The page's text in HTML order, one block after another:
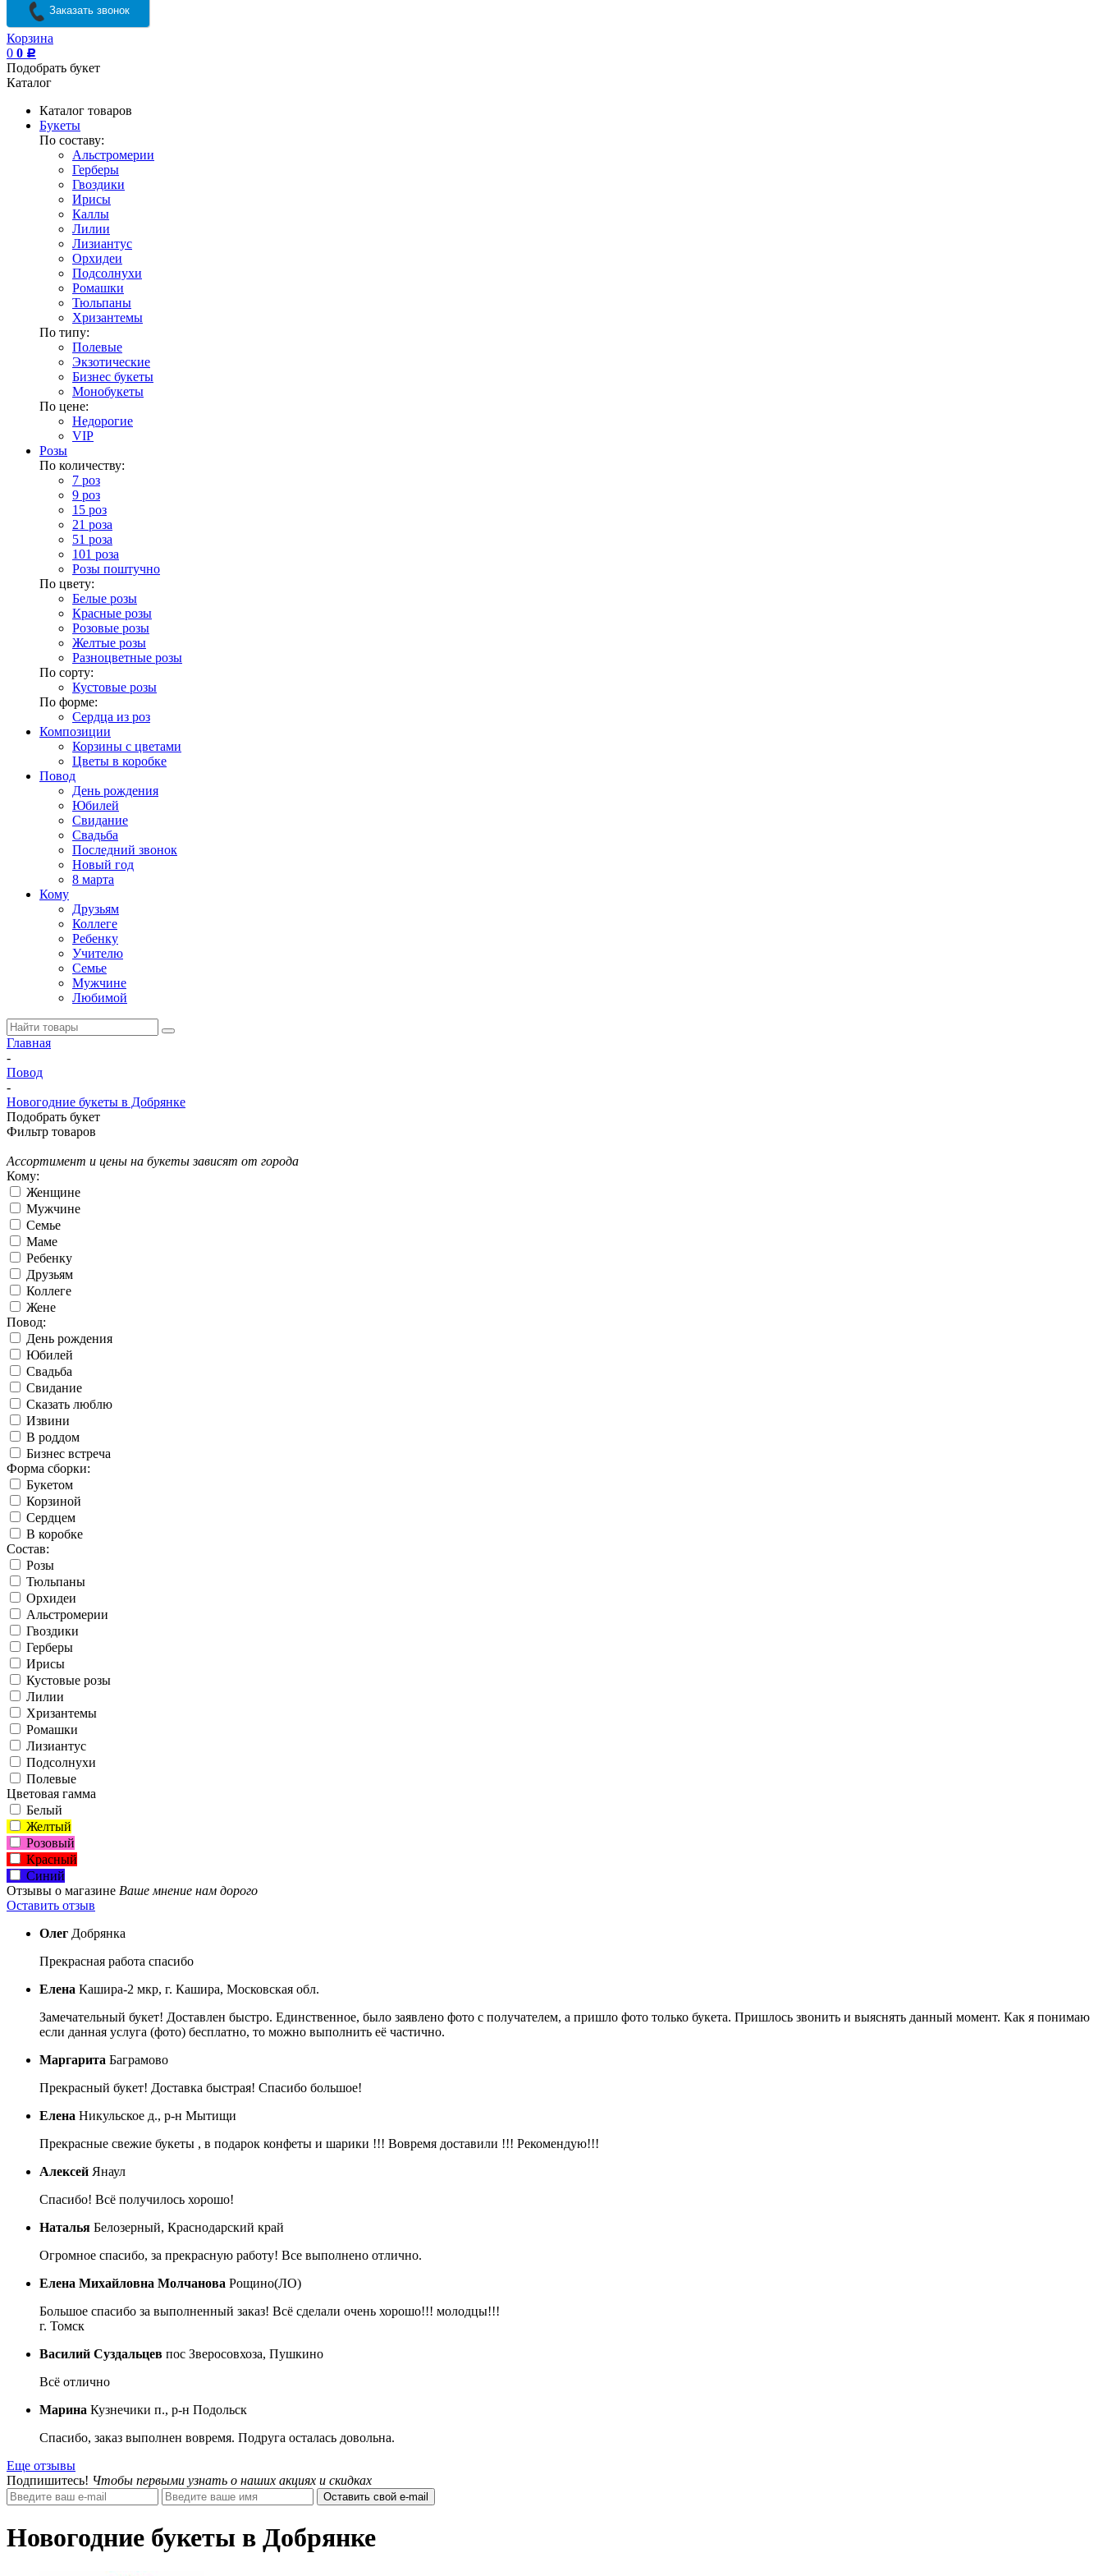
Заказать звонок
Корзина
0 0 Р
Подобрать букет
Каталог
Каталог товаров
Букеты
По составу:
Альстромерии
Герберы
Гвоздики
Ирисы
Каллы
Лилии
Лизиантус
Орхидеи
Подсолнухи
Ромашки
Тюльпаны
Хризантемы
По типу:
Полевые
Экзотические
Бизнес букеты
Монобукеты
По цене:
Недорогие
VIP
Розы
По количеству:
7 роз
9 роз
15 роз
21 роза
51 роза
101 роза
Розы поштучно
По цвету:
Белые розы
Красные розы
Розовые розы
Желтые розы
Разноцветные розы
По сорту:
Кустовые розы
По форме:
Сердца из роз
Композиции
Корзины с цветами
Цветы в коробке
Повод
День рождения
Юбилей
Свидание
Свадьба
Последний звонок
Новый год
8 марта
Кому
Друзьям
Коллеге
Ребенку
Учителю
Семье
Мужчине
Любимой
Главная
-
Повод
-
Новогодние букеты в Добрянке
Подобрать букет
Фильтр товаров
Ассортимент и цены на букеты зависят от города
Кому:
Женщине
Мужчине
Семье
Маме
Ребенку
Друзьям
Коллеге
Жене
Повод:
День рождения
Юбилей
Свадьба
Свидание
Сказать люблю
Извини
В роддом
Бизнес встреча
Форма сборки:
Букетом
Корзиной
Сердцем
В коробке
Состав:
Розы
Тюльпаны
Орхидеи
Альстромерии
Гвоздики
Герберы
Ирисы
Кустовые розы
Лилии
Хризантемы
Ромашки
Лизиантус
Подсолнухи
Полевые
Цветовая гамма
Белый
Желтый
Розовый
Красный
Синий
Отзывы о магазине Ваше мнение нам дорого
Оставить отзыв
Олег Добрянка
Прекрасная работа спасибо
Елена Кашира-2 мкр, г. Кашира, Московская обл.
Замечательный букет! Доставлен быстро. Единственное, было заявлено фото с получателем, а пришло фото только букета. Пришлось звонить и выяснять данный момент. Как я понимаю
если данная услуга (фото) бесплатно, то можно выполнить её частично.
Маргарита Баграмово
Прекрасный букет! Доставка быстрая! Спасибо большое!
Елена Никульское д., р-н Мытищи
Прекрасные свежие букеты , в подарок конфеты и шарики !!! Вовремя доставили !!! Рекомендую!!!
Алексей Янаул
Спасибо! Всё получилось хорошо!
Наталья Белозерный, Краснодарский край
Огромное спасибо, за прекрасную работу! Все выполнено отлично.
Елена Михайловна Молчанова Рощино(ЛО)
Большое спасибо за выполненный заказ! Всё сделали очень хорошо!!! молодцы!!!
г. Томск
Василий Суздальцев пос Зверосовхоза, Пушкино
Всё отлично
Марина Кузнечики п., р-н Подольск
Спасибо, заказ выполнен вовремя. Подруга осталась довольна.
Еще отзывы
Подпишитесь! Чтобы первыми узнать о наших акциях и скидках
Оставить свой e-mail
Новогодние букеты в Добрянке